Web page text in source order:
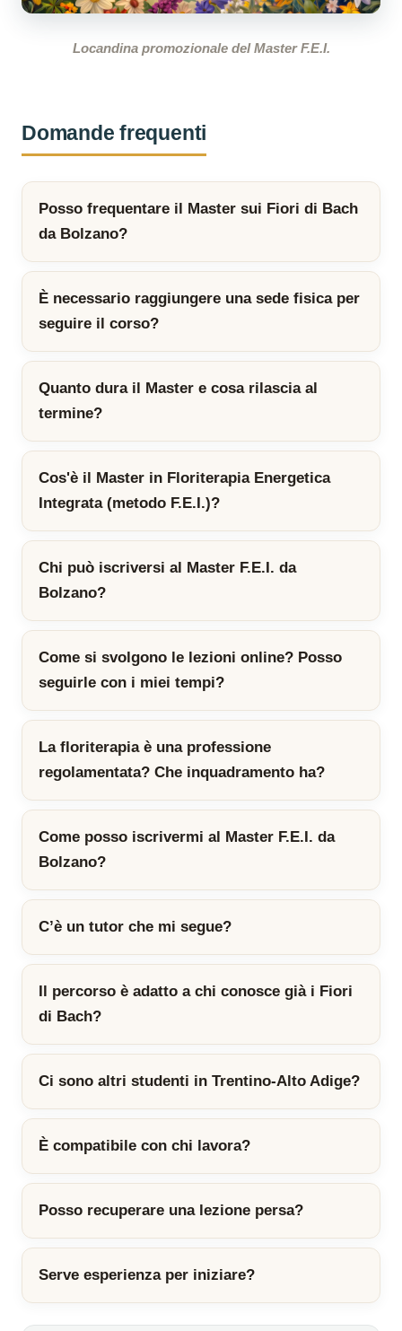
Locandina promozionale del Master F.E.I.
Domande frequenti
Posso frequentare il Master sui Fiori di Bach
da Bolzano?
È necessario raggiungere una sede fisica per
seguire il corso?
Quanto dura il Master e cosa rilascia al
termine?
Cos'è il Master in Floriterapia Energetica
Integrata (metodo F.E.I.)?
Chi può iscriversi al Master F.E.I. da
Bolzano?
Come si svolgono le lezioni online? Posso
seguirle con i miei tempi?
La floriterapia è una professione
regolamentata? Che inquadramento ha?
Come posso iscrivermi al Master F.E.I. da
Bolzano?
C’è un tutor che mi segue?
Il percorso è adatto a chi conosce già i Fiori
di Bach?
Ci sono altri studenti in Trentino-Alto Adige?
È compatibile con chi lavora?
Posso recuperare una lezione persa?
Serve esperienza per iniziare?